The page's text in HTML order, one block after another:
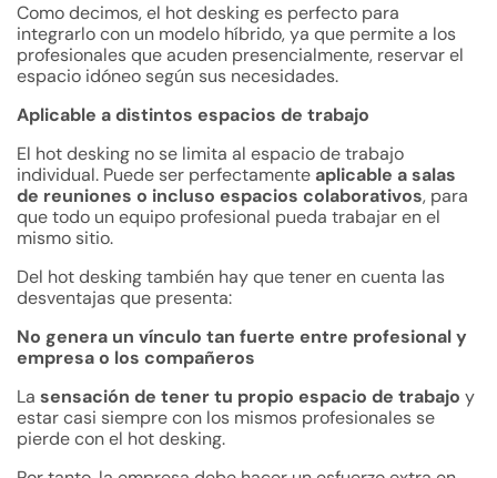
Como decimos, el hot desking es perfecto para
integrarlo con un modelo híbrido, ya que permite a los
profesionales que acuden presencialmente, reservar el
espacio idóneo según sus necesidades.
Aplicable a distintos espacios de trabajo
El hot desking no se limita al espacio de trabajo
individual. Puede ser perfectamente aplicable a salas
de reuniones o incluso espacios colaborativos, para
que todo un equipo profesional pueda trabajar en el
mismo sitio.
Del hot desking también hay que tener en cuenta las
desventajas que presenta:
No genera un vínculo tan fuerte entre profesional y
empresa o los compañeros
La sensación de tener tu propio espacio de trabajo y
estar casi siempre con los mismos profesionales se
pierde con el hot desking.